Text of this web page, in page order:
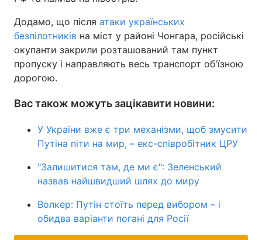
Додамо, що після атаки українських
безпілотників на міст у районі Чонгара, російські
окупанти закрили розташований там пункт
пропуску і направляють весь транспорт об'їзною
дорогою.
Вас також можуть зацікавити новини:
У України вже є три механізми, щоб змусити
Путіна піти на мир, – екс-співробітник ЦРУ
"Залишитися там, де ми є": Зеленський
назвав найшвидший шлях до миру
Волкер: Путін стоїть перед вибором – і
обидва варіанти погані для Росії